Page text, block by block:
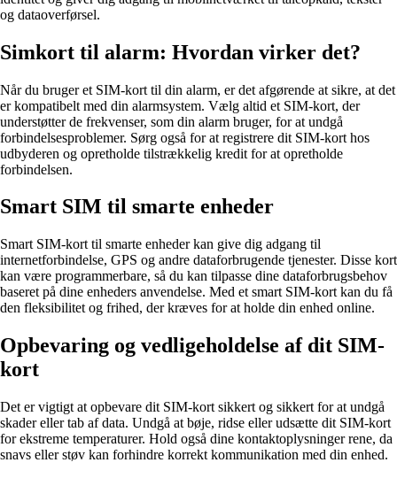
og dataoverførsel.
Simkort til alarm: Hvordan virker det?
Når du bruger et SIM-kort til din alarm, er det afgørende at sikre, at det
er kompatibelt med din alarmsystem. Vælg altid et SIM-kort, der
understøtter de frekvenser, som din alarm bruger, for at undgå
forbindelsesproblemer. Sørg også for at registrere dit SIM-kort hos
udbyderen og opretholde tilstrækkelig kredit for at opretholde
forbindelsen.
Smart SIM til smarte enheder
Smart SIM-kort til smarte enheder kan give dig adgang til
internetforbindelse, GPS og andre dataforbrugende tjenester. Disse kort
kan være programmerbare, så du kan tilpasse dine dataforbrugsbehov
baseret på dine enheders anvendelse. Med et smart SIM-kort kan du få
den fleksibilitet og frihed, der kræves for at holde din enhed online.
Opbevaring og vedligeholdelse af dit SIM-
kort
Det er vigtigt at opbevare dit SIM-kort sikkert og sikkert for at undgå
skader eller tab af data. Undgå at bøje, ridse eller udsætte dit SIM-kort
for ekstreme temperaturer. Hold også dine kontaktoplysninger rene, da
snavs eller støv kan forhindre korrekt kommunikation med din enhed.